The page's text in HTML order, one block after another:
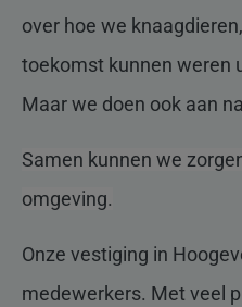
over hoe we
toekomst kunnen weren
Maar we doen ook aan
Samen kunnen we
omgeving.
Onze vestiging in
medewerkers. Met veel